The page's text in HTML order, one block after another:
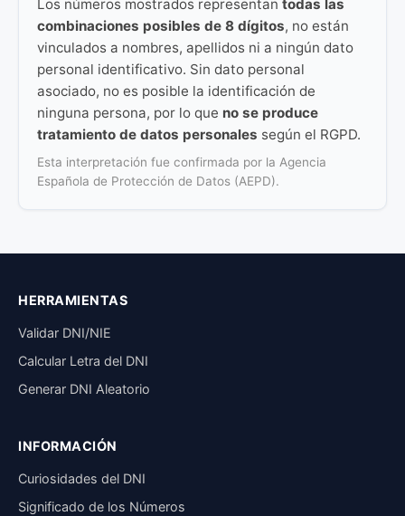
Los números mostrados representan todas las
combinaciones posibles de 8 dígitos, no están
vinculados a nombres, apellidos ni a ningún dato
personal identificativo. Sin dato personal
asociado, no es posible la identificación de
ninguna persona, por lo que no se produce
tratamiento de datos personales según el RGPD.
Esta interpretación fue confirmada por la Agencia
Española de Protección de Datos (AEPD).
HERRAMIENTAS
Validar DNI/NIE
Calcular Letra del DNI
Generar DNI Aleatorio
INFORMACIÓN
Curiosidades del DNI
Significado de los Números